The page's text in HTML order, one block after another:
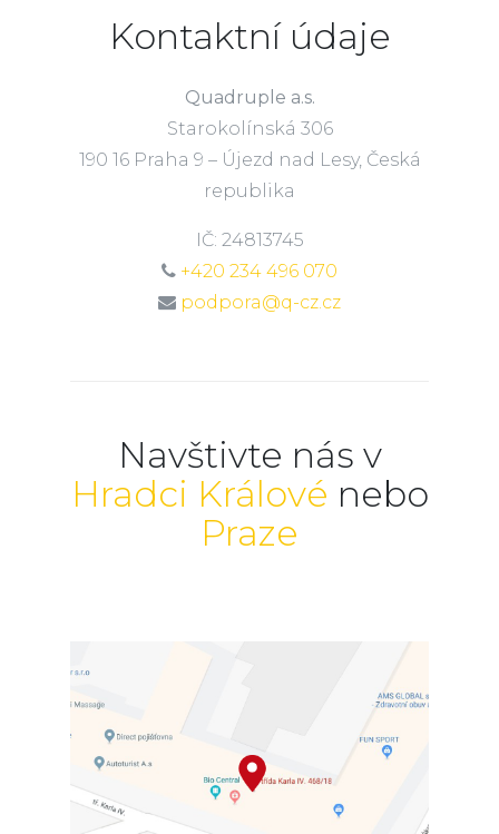
Kontaktní údaje
Quadruple a.s.
Starokolínská 306
190 16 Praha 9 – Újezd nad Lesy, Česká
republika
IČ: 24813745
+420 234 496 070
podpora@q-cz.cz
Navštivte nás v
Hradci Králové nebo
Praze